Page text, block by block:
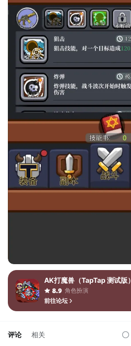
AK打魔兽（TapTap 测试版）
8.9 角色扮演
前往论坛
评论 相关